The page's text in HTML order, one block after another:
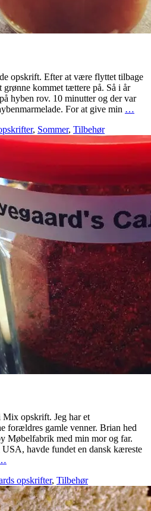
opskrift. Efter at være flyttet tilbage
kommet tættere på. Så i år
hyben rov. 10 minutter og der var
For at give min …
, Sommer, Tilbehør
opskrift. Jeg har et
forældres gamle venner. Brian hed
Møbelfabrik med min mor og far.
havde fundet en dansk kæreste
opskrifter, Tilbehør